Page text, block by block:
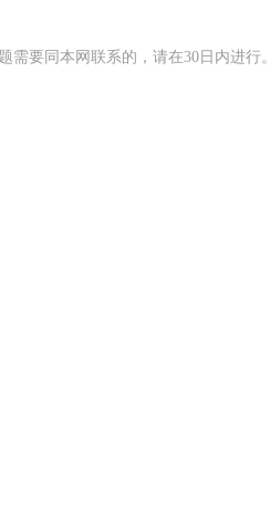
需要同本网联系的，请在30日内进行。